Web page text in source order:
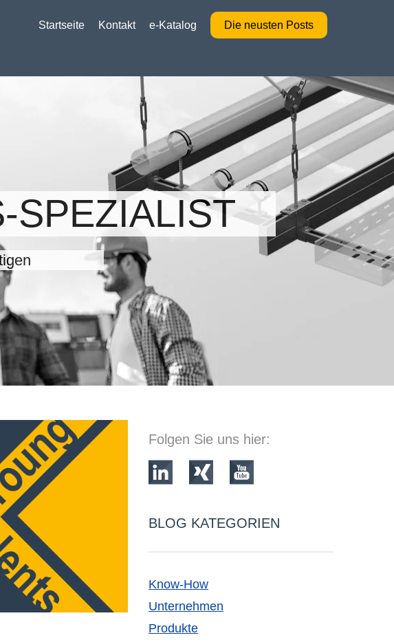
Startseite Kontakt e-Katalog Die neusten Posts
SPEZIALIST
Folgen Sie uns hier:
BLOG KATEGORIEN
Know-How
Unternehmen
Produkte